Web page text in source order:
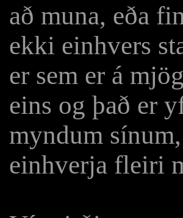
að muna, eða
ekki einhvers
er sem er á
eins og það er
myndum
einhverja fleiri